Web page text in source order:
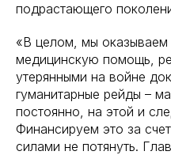
подрастающего
«В целом, мы
медицинскую помощь,
утерянными на войне
гуманитарные рейды –
постоянно, на этой и
Финансируем это за
силами не потянуть.